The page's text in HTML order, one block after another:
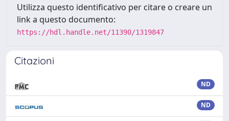
Utilizza questo identificativo per citare o creare un
link a questo documento:
https://hdl.handle.net/11390/1319847
Citazioni
ND
ND